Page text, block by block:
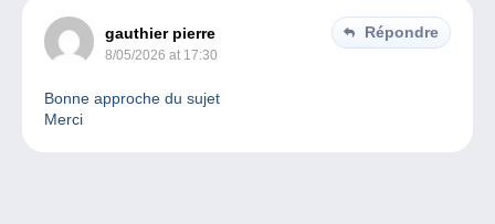
gauthier pierre
8/05/2026 at 17:30
Répondre
Bonne approche du sujet
Merci